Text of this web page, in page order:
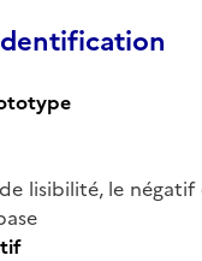
lisibilité, le